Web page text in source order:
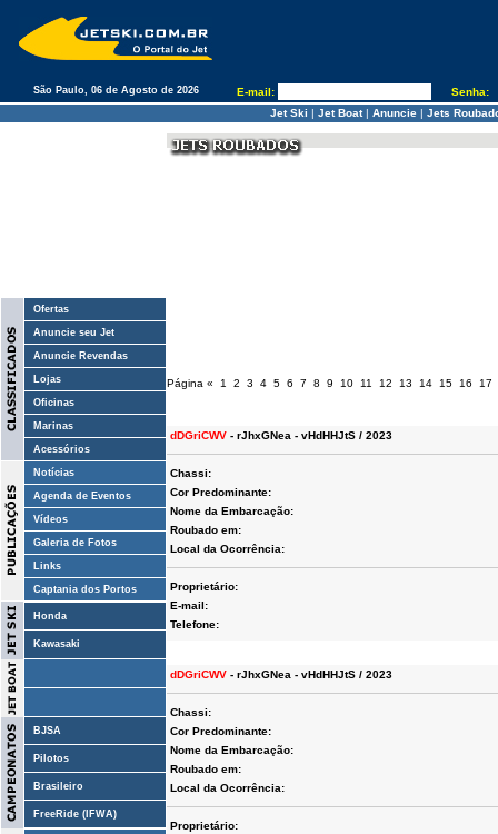
São Paulo, 06 de Agosto de 2026 E-mail:
Senha:
Jet Ski | Jet Boat| Anuncie| Jets
Ofertas
Anuncie seu Jet
Anuncie Revendas
Lojas
Oficinas
Marinas
Acessórios
Notícias
Agenda de Eventos
Vídeos
Galeria de Fotos
Links
Captania dos Portos
Honda
Kawasaki
BJSA
Pilotos
Brasileiro
FreeRide (IFWA)
Página « 1 2 3 4 5 6 7 8 9 10 11 12 13 14 15 16 17
dDGriCWV - rJhxGNea - vHdHHJtS / 2023
Chassi:
Cor Predominante:
Nome da Embarcação:
Roubado em:
Local da Ocorrência:
Proprietário:
E-mail:
Telefone:
dDGriCWV - rJhxGNea - vHdHHJtS / 2023
Chassi:
Cor Predominante:
Nome da Embarcação:
Roubado em:
Local da Ocorrência:
Proprietário: